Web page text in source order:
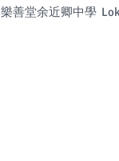
樂善堂余近卿中學